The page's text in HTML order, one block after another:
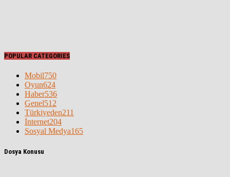
POPULAR CATEGORIES
Mobil750
Oyun624
Haber536
Genel512
Türkiyeden211
İnternet204
Sosyal Medya165
Dosya Konusu